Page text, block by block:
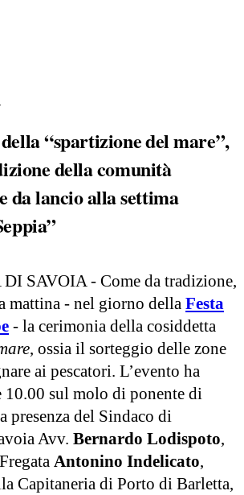
“spartizione del mare”,
della comunità
da lancio alla settima
SAVOIA - Come da tradizione,
mattina - nel giorno della Festa
- la cerimonia della cosiddetta
, ossia il sorteggio delle zone
ai pescatori. L’evento ha
sul molo di ponente di
presenza del Sindaco di
Avv. Bernardo Lodispoto,
Antonino Indelicato,
Capitaneria di Porto di Barletta,